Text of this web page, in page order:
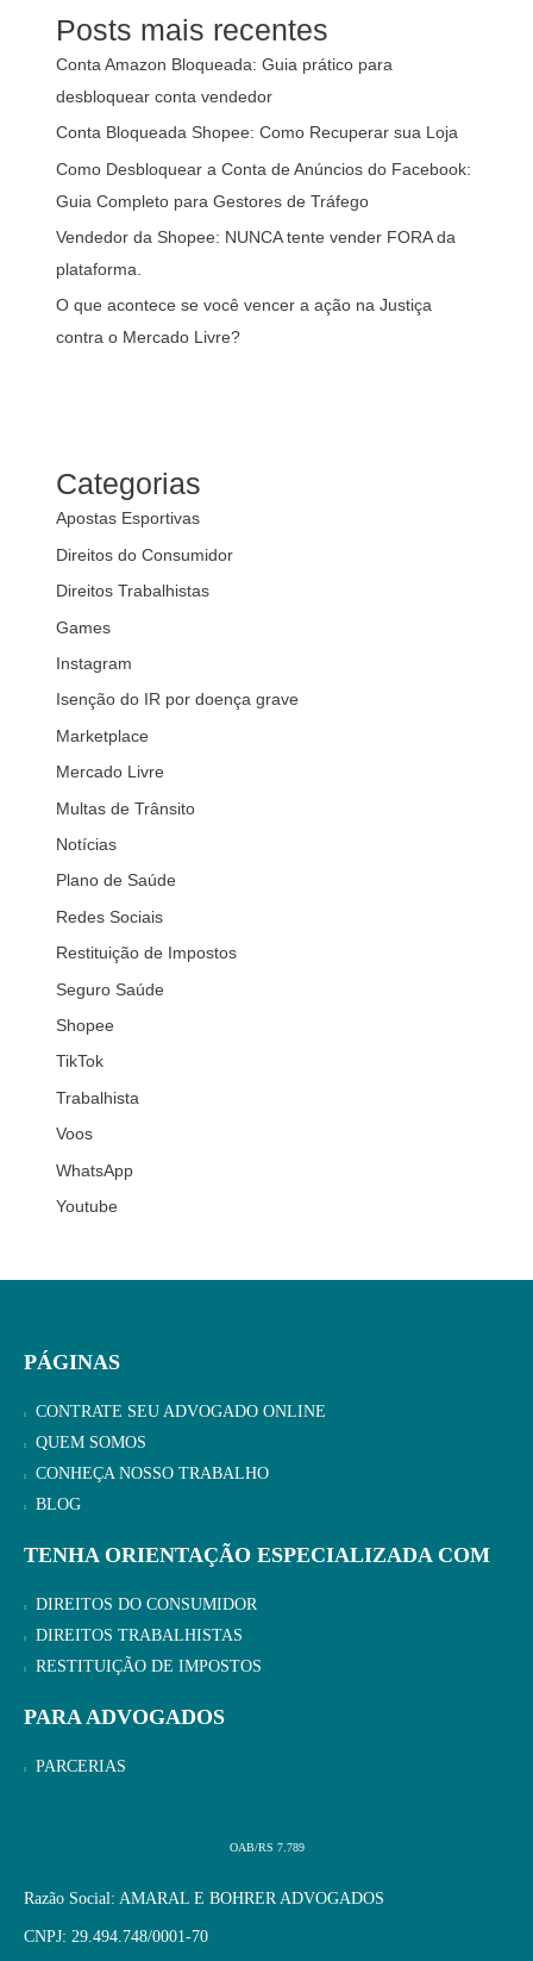
Posts mais recentes
Conta Amazon Bloqueada: Guia prático para
desbloquear conta vendedor
Conta Bloqueada Shopee: Como Recuperar sua Loja
Como Desbloquear a Conta de Anúncios do Facebook:
Guia Completo para Gestores de Tráfego
Vendedor da Shopee: NUNCA tente vender FORA da
plataforma.
O que acontece se você vencer a ação na Justiça
contra o Mercado Livre?
Categorias
Apostas Esportivas
Direitos do Consumidor
Direitos Trabalhistas
Games
Instagram
Isenção do IR por doença grave
Marketplace
Mercado Livre
Multas de Trânsito
Notícias
Plano de Saúde
Redes Sociais
Restituição de Impostos
Seguro Saúde
Shopee
TikTok
Trabalhista
Voos
WhatsApp
Youtube
PÁGINAS
CONTRATE SEU ADVOGADO ONLINE
QUEM SOMOS
CONHEÇA NOSSO TRABALHO
BLOG
TENHA ORIENTAÇÃO ESPECIALIZADA COM
DIREITOS DO CONSUMIDOR
DIREITOS TRABALHISTAS
RESTITUIÇÃO DE IMPOSTOS
PARA ADVOGADOS
PARCERIAS
OAB/RS 7.789
Razão Social: AMARAL E BOHRER ADVOGADOS
CNPJ: 29.494.748/0001-70